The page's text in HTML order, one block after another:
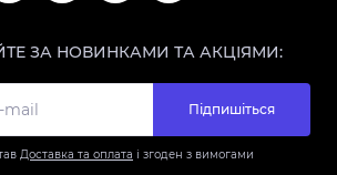
ЗА НОВИНКАМИ ТА АКЦІЯМИ:
Підпишіться
Доставка та оплата і згоден з вимогами